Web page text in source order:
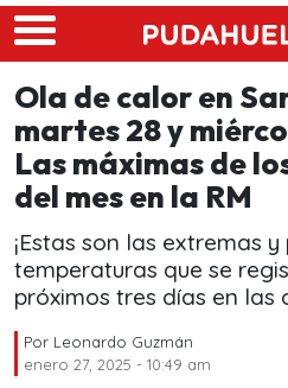
Skip to main content
Ola de calor en
martes 28 y
Las máximas de
del mes en la RM
¡Estas son las extremas
temperaturas que se
próximos tres días en las
Por Leonardo Guzmán
enero 27, 2025 - 10:49 am